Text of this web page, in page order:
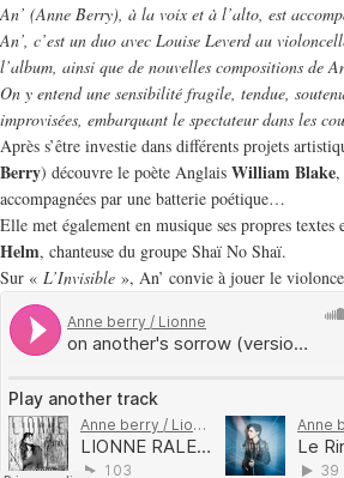
An’ (Anne Berry), à la voix et à l’alto, est
An’, c’est un duo avec Louise Leverd au
l’album, ainsi que de nouvelles compositions de
On y entend une sensibilité fragile, tendue,
improvisées, embarquant le spectateur dans les
Après s’être investie dans différents projets
Berry) découvre le poète Anglais William Blake,
accompagnées par une batterie poétique…
Elle met également en musique ses propres textes
Helm, chanteuse du groupe Shaï No Shaï.
Sur « L’Invisible », An’ convie à jouer le